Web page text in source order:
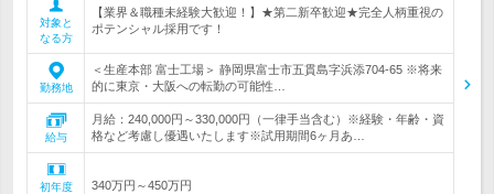
対象と
なる方
【業界＆職種未経験大歓迎！】★第二新卒歓迎★完全人柄重視の
ポテンシャル採用です！
勤務地
＜生産本部 富士工場＞ 静岡県富士市五貫島字浜添704-65 ※将来
的に東京・大阪への転勤の可能性…
給与
月給：240,000円～330,000円（一律手当含む）※経験・年齢・資
格など考慮し優遇いたします※試用期間6ヶ月あ…
初年度
340万円～450万円